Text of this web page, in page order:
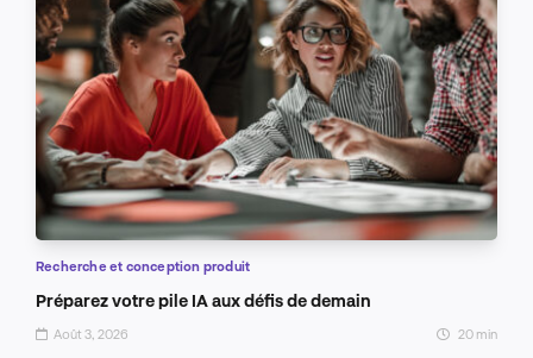
Recherche et conception produit
Préparez votre pile IA aux défis de demain
Août 3, 2026 20 min